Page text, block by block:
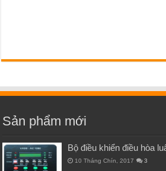
Sản phẩm mới
Bộ điều khiển điều hòa
10 Tháng Chín, 2017 3